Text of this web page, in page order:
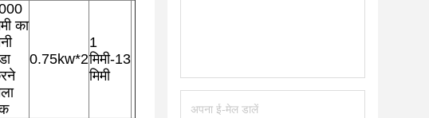
का
0.75kw*2
1
मिमी-13
मिमी